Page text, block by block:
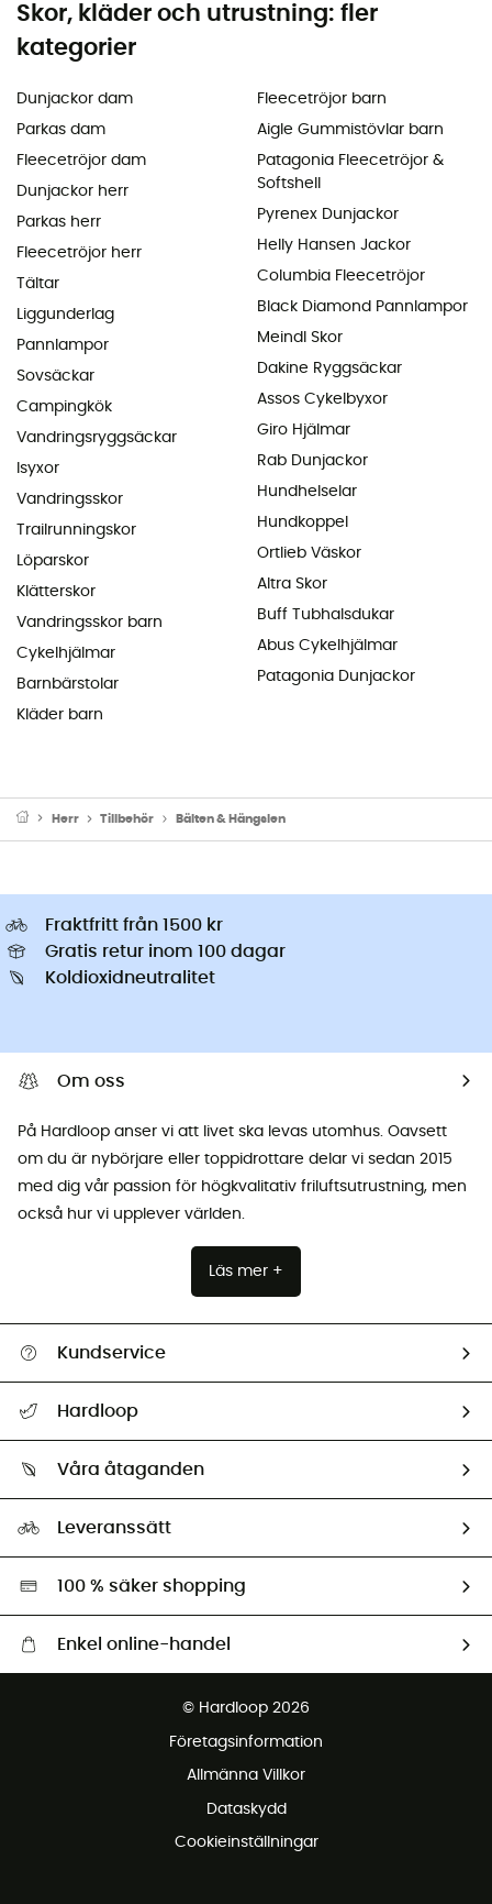
Skor, kläder och utrustning: fler
kategorier
Dunjackor dam
Parkas dam
Fleecetröjor dam
Dunjackor herr
Parkas herr
Fleecetröjor herr
Tältar
Liggunderlag
Pannlampor
Sovsäckar
Campingkök
Vandringsryggsäckar
Isyxor
Vandringsskor
Trailrunningskor
Löparskor
Klätterskor
Vandringsskor barn
Cykelhjälmar
Barnbärstolar
Kläder barn
Fleecetröjor barn
Aigle Gummistövlar barn
Patagonia Fleecetröjor &
Softshell
Pyrenex Dunjackor
Helly Hansen Jackor
Columbia Fleecetröjor
Black Diamond Pannlampor
Meindl Skor
Dakine Ryggsäckar
Assos Cykelbyxor
Giro Hjälmar
Rab Dunjackor
Hundhelselar
Hundkoppel
Ortlieb Väskor
Altra Skor
Buff Tubhalsdukar
Abus Cykelhjälmar
Patagonia Dunjackor
Herr Tillbehör Bälten & Hängslen
Fraktfritt från 1500 kr
Gratis retur inom 100 dagar
Koldioxidneutralitet
Om oss
På Hardloop anser vi att livet ska levas utomhus. Oavsett
om du är nybörjare eller toppidrottare delar vi sedan 2015
med dig vår passion för högkvalitativ friluftsutrustning, men
också hur vi upplever världen.
Läs mer +
Kundservice
Retur & återbetalning
Hardloop
Ambassadörer
Våra åtaganden
Miljöanpassat urval
Leveranssätt
100 % säker shopping
Enkel online-handel
© Hardloop 2026
Företagsinformation
Allmänna Villkor
Dataskydd
Cookieinställningar